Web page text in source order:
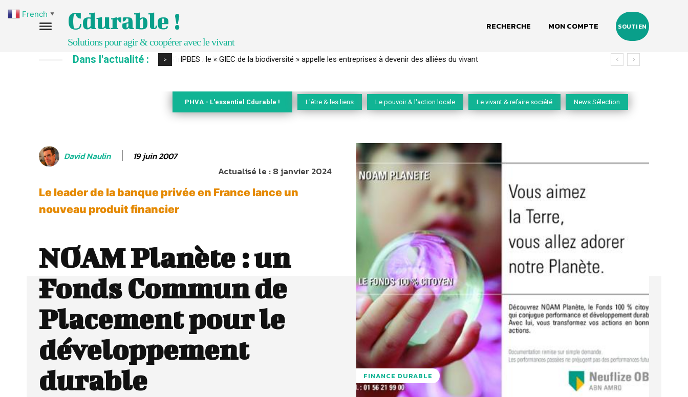
Cdurable !
Solutions pour agir & coopérer avec le vivant
RECHERCHE MON COMPTE SOUTIEN
Dans l'actualité : > IPBES : le « GIEC de la biodiversité » appelle les entreprises à devenir des alliées du vivant
PHVA - L'essentiel Cdurable ! L'être & les liens Le pouvoir & l'action locale Le vivant & refaire société News Sélection
David Naulin 19 juin 2007
Actualisé le :8 janvier 2024
Le leader de la banque privée en France lance un
nouveau produit financier
NOAM Planète : un
Fonds Commun de
Placement pour le
développement
durable
FINANCE DURABLE
French ▼